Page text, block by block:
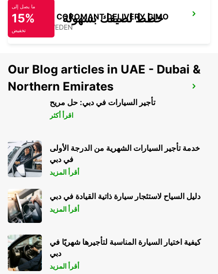
SANDVIK COROMANT DELIVERY GIMO
GIMO - SWEDEN
AVESTA DIN BIL
AVESTA - SWEDEN
ما يصل إلى
15%
تخفيض
خطط لصيفك بسهولة
Our Blog articles in UAE - Dubai &
Northern Emirates
تأجير السيارات في دبي: حل مريح
اقرأ أكثر
خدمة تأجير السيارات الشهرية من الدرجة الأولى
في دبي
أقرأ المزيد
دليل السياح لاستئجار سيارة ذاتية القيادة في دبي
أقرأ المزيد
كيفية اختيار السيارة المناسبة لتأجيرها شهريًا في
دبي
أقرأ المزيد